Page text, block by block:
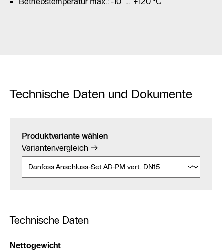
Technische Daten und Dokumente
Produktvariante wählen
Variantenvergleich
Technische Daten
Nettogewicht